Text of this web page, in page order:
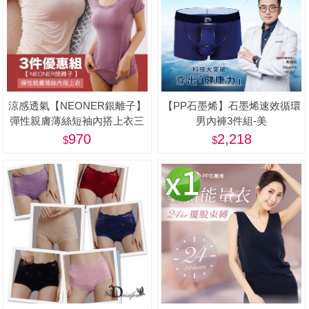
涼感透氣【NEONER銀離子】
彈性親膚薄絲短袖內搭上衣三
件特惠組-美
970
【PP石墨烯】石墨烯速效循環
男內褲3件組-美
2,218